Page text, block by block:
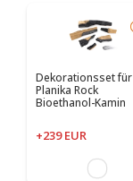
Dekorationsset für
Planika Rock
Bioethanol-Kamin
+239 EUR